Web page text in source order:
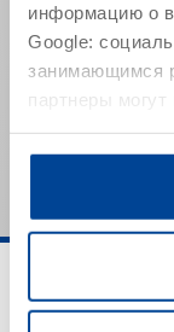
информацию о
Google:
занимающимся
партнеры
данными,
Вещество-